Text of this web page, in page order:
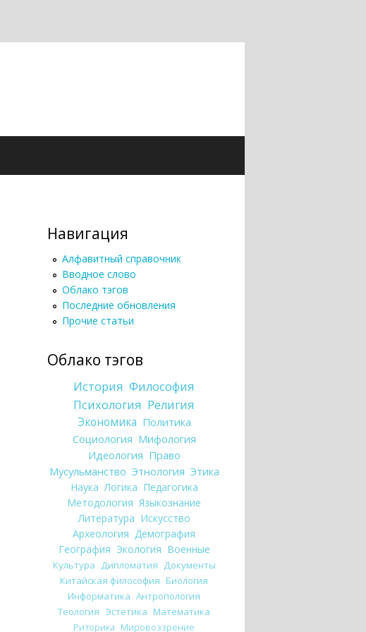
Навигация
Алфавитный справочник
Вводное слово
Облако тэгов
Последние обновления
Прочие статьи
Облако тэгов
История Философия
Психология Религия
Экономика Политика
Социология Мифология
Идеология Право
Мусульманство Этнология Этика
Наука Логика Педагогика
Методология Языкознание
Литература Искусство
Археология Демография
География Экология Военные
Культура Дипломатия Документы
Китайская философия Биология
Информатика Антропология
Теология Эстетика Математика
Риторика Мировоззрение